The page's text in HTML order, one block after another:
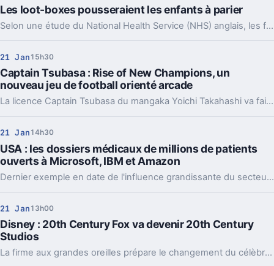
Les loot-boxes pousseraient les enfants à parier
Selon une étude du National Health Service (NHS) anglais, les fameux "butins" à récolter, déjà très controversés, poussent les plus jeunes à une forme de paris qui se font "à l'abri des regards".
21 Jan 15h30
Captain Tsubasa : Rise of New Champions, un
nouveau jeu de football orienté arcade
La licence Captain Tsubasa du mangaka Yoichi Takahashi va faire son retour sur les consoles de salon dans le courant de l'année avec une nouvelle adaptation vidéoludique.
21 Jan 14h30
USA : les dossiers médicaux de millions de patients
ouverts à Microsoft, IBM et Amazon
Dernier exemple en date de l'influence grandissante du secteur de la santé dans le big data, un accord permet à trois géants de la tech de consulter des dossiers contenant des éléments permettant d'identifier les patients.
21 Jan 13h00
Disney : 20th Century Fox va devenir 20th Century
Studios
La firme aux grandes oreilles prépare le changement du célèbre nom de la 20th Century Fox.